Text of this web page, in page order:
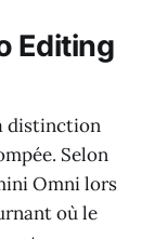
Editing
distinction
Selon
Omni lors
où le